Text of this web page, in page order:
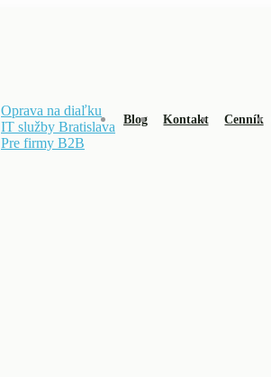
Oprava na diaľku
IT služby Bratislava
Pre firmy B2B
Blog Kontakt Cenník